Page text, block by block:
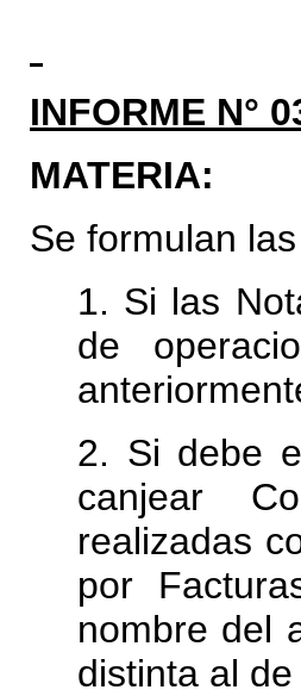
INFORME N°
MATERIA:
Se formulan
1. Si las
de
2. Si debe
canjear
realizadas
por
nombre del
distinta al